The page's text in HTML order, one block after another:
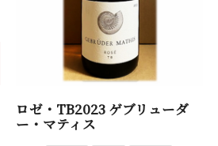
ロゼ・TB2023 ゲブリューダ
ー・マティス